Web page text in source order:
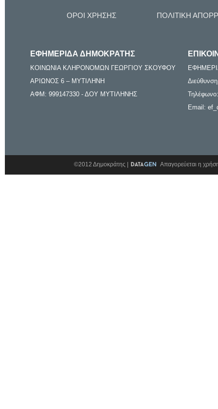
ΟΡΟΙ ΧΡΗΣΗΣ ΠΟΛΙΤΙΚΗ
ΕΦΗΜΕΡΙΔΑ ΔΗΜΟΚΡΑΤΗΣ
ΚΟΙΝΩΝΙΑ ΚΛΗΡΟΝΟΜΩΝ ΓΕΩΡΓΙΟΥ ΣΚΟΥΦΟΥ
ΑΡΙΩΝΟΣ 6 – ΜΥΤΙΛΗΝΗ
ΑΦΜ: 999147330 - ΔΟΥ ΜΥΤΙΛΗΝΗΣ
Email:
©2012 Δημοκράτης | Απαγορεύεται η